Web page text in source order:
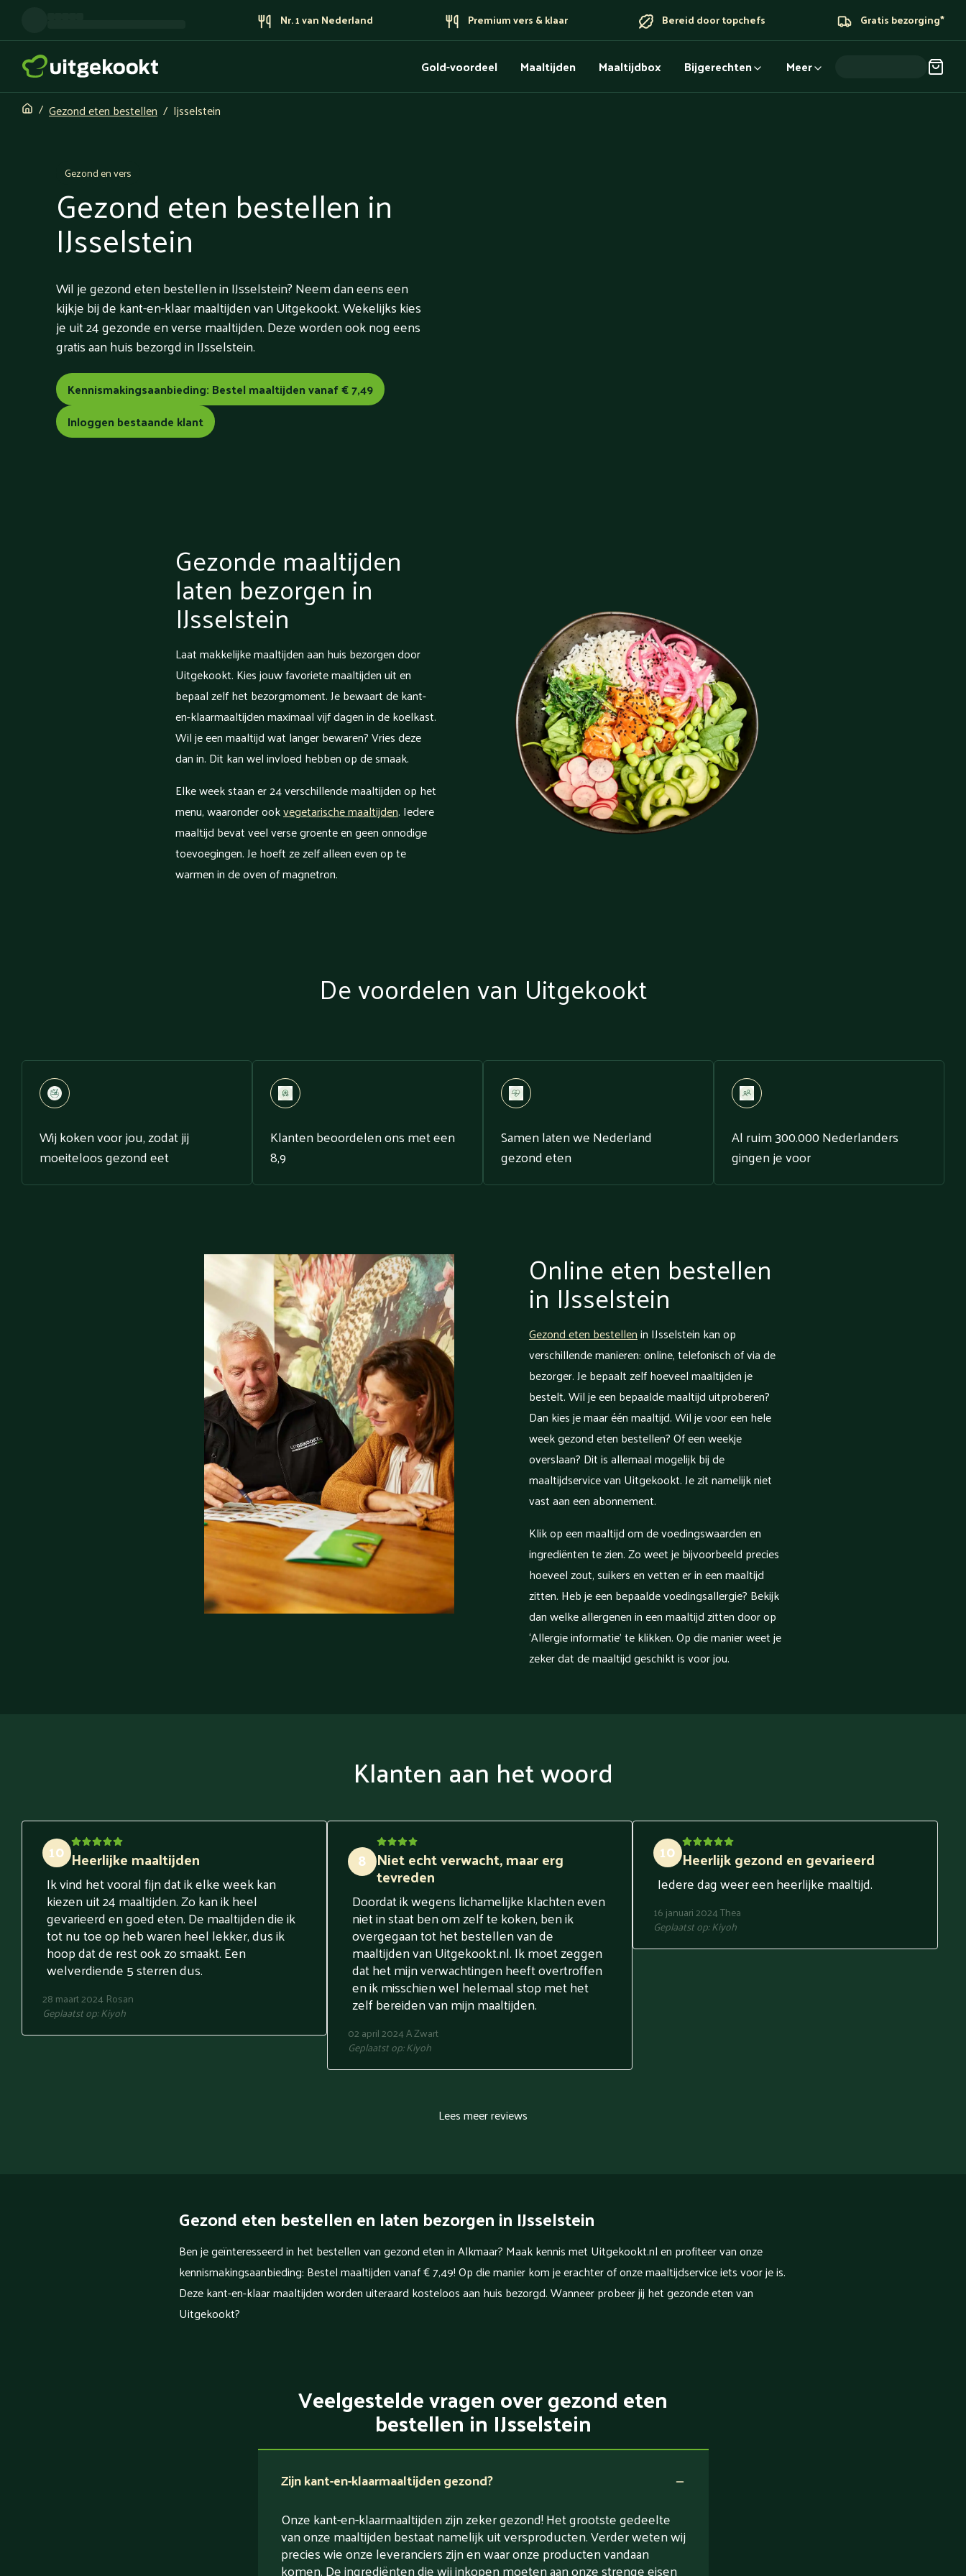
Nr. 1 van Nederland Premium vers & klaar Bereid door topchefs Gratis bezorging*
Gold-voordeel Maaltijden Maaltijdbox Bijgerechten Meer
Gezond eten bestellen Ijsselstein
Gezond en vers
Gezond eten bestellen in
IJsselstein
Wil je gezond eten bestellen in IJsselstein? Neem dan eens een
kijkje bij de kant-en-klaar maaltijden van Uitgekookt. Wekelijks kies
je uit 24 gezonde en verse maaltijden. Deze worden ook nog eens
gratis aan huis bezorgd in IJsselstein.
Kennismakingsaanbieding: Bestel maaltijden vanaf € 7,49
Inloggen bestaande klant
Gezonde maaltijden
laten bezorgen in
IJsselstein
Laat makkelijke maaltijden aan huis bezorgen door
Uitgekookt. Kies jouw favoriete maaltijden uit en
bepaal zelf het bezorgmoment. Je bewaart de kant-
en-klaarmaaltijden maximaal vijf dagen in de koelkast.
Wil je een maaltijd wat langer bewaren? Vries deze
dan in. Dit kan wel invloed hebben op de smaak.
Elke week staan er 24 verschillende maaltijden op het
menu, waaronder ookvegetarische maaltijden. Iedere
maaltijd bevat veel verse groente en geen onnodige
toevoegingen. Je hoeft ze zelf alleen even op te
warmen in de oven of magnetron.
De voordelen van Uitgekookt
Wij koken voor jou, zodat jij
moeiteloos gezond eet
Klanten beoordelen ons met een
8,9
Samen laten we Nederland
gezond eten
Al ruim 300.000 Nederlanders
gingen je voor
Online eten bestellen
in IJsselstein
Gezond eten bestellenin IJsselstein kan op
verschillende manieren: online, telefonisch of via de
bezorger. Je bepaalt zelf hoeveel maaltijden je
bestelt. Wil je een bepaalde maaltijd uitproberen?
Dan kies je maar één maaltijd. Wil je voor een hele
week gezond eten bestellen? Of een weekje
overslaan? Dit is allemaal mogelijk bij de
maaltijdservice van Uitgekookt. Je zit namelijk niet
vast aan een abonnement.
Klik op een maaltijd om de voedingswaarden en
ingrediënten te zien. Zo weet je bijvoorbeeld precies
hoeveel zout, suikers en vetten er in een maaltijd
zitten. Heb je een bepaalde voedingsallergie? Bekijk
dan welke allergenen in een maaltijd zitten door op
‘Allergie informatie’ te klikken. Op die manier weet je
zeker dat de maaltijd geschikt is voor jou.
Klanten aan het woord
10 Heerlijke maaltijden
Ik vind het vooral fijn dat ik elke week kan
kiezen uit 24 maaltijden. Zo kan ik heel
gevarieerd en goed eten. De maaltijden die ik
tot nu toe op heb waren heel lekker, dus ik
hoop dat de rest ook zo smaakt. Een
welverdiende 5 sterren dus.
28 maart 2024 Rosan
Geplaatst op:Kiyoh
8 Niet echt verwacht, maar erg
tevreden
Doordat ik wegens lichamelijke klachten even
niet in staat ben om zelf te koken, ben ik
overgegaan tot het bestellen van de
maaltijden van Uitgekookt.nl. Ik moet zeggen
dat het mijn verwachtingen heeft overtroffen
en ik misschien wel helemaal stop met het
zelf bereiden van mijn maaltijden.
02 april 2024A Zwart
Geplaatst op:Kiyoh
10 Heerlijk gezond en gevarieerd
Iedere dag weer een heerlijke maaltijd.
16 januari 2024Thea
Geplaatst op:Kiyoh
Lees meer reviews
Gezond eten bestellen en laten bezorgen in IJsselstein
Ben je geïnteresseerd in het bestellen van gezond eten in Alkmaar? Maak kennis met Uitgekookt.nl en profiteer van onze
kennismakingsaanbieding: Bestel maaltijden vanaf € 7,49! Op die manier kom je erachter of onze maaltijdservice iets voor je is.
Deze kant-en-klaar maaltijden worden uiteraard kosteloos aan huis bezorgd. Wanneer probeer jij het gezonde eten van
Uitgekookt?
Veelgestelde vragen over gezond eten
bestellen in IJsselstein
Zijn kant-en-klaarmaaltijden gezond?
Onze kant-en-klaarmaaltijden zijn zeker gezond! Het grootste gedeelte
van onze maaltijden bestaat namelijk uit versproducten. Verder weten wij
precies wie onze leveranciers zijn en waar onze producten vandaan
komen. De ingrediënten die wij inkopen moeten aan onze strenge eisen